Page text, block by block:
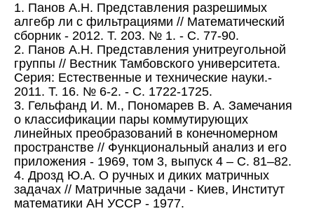
1. Панов А.Н. Представления разрешимых
алгебр ли с фильтрациями // Математический
сборник - 2012. Т. 203. № 1. - С. 77-90.
2. Панов А.Н. Представления унитреугольной
группы // Вестник Тамбовского университета.
Серия: Естественные и технические науки.-
2011. Т. 16. № 6-2. - С. 1722-1725.
3. Гельфанд И. М., Пономарев В. А. Замечания
о классификации пары коммутирующих
линейных преобразований в конечномерном
пространстве // Функциональный анализ и его
приложения - 1969, том 3, выпуск 4 – C. 81–82.
4. Дрозд Ю.А. О ручных и диких матричных
задачах // Матричные задачи - Киев, Институт
математики АН УССР - 1977.